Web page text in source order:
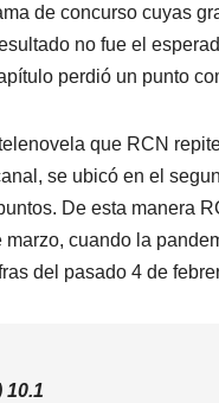
de concurso cuyas
no fue el
perdió un punto
que RCN
se ubicó en el
De esta manera
cuando la
del pasado 4 de
10.1